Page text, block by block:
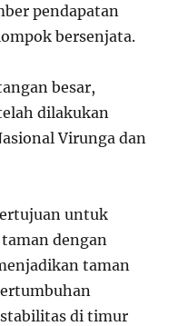
pendapatan
bersenjata.
besar,
dilakukan
Virunga dan
untuk
dengan
taman
di timur